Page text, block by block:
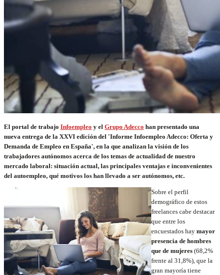
El portal de trabajo Infoempleo y el Grupo Adecco han presentado una
nueva entrega de la XXVI edición del 'Informe Infoempleo Adecco: Oferta y
Demanda de Empleo en España', en la que analizan la visión de los
trabajadores autónomos acerca de los temas de actualidad de nuestro
mercado laboral: situación actual, las principales ventajas e inconvenientes
del autoempleo, qué motivos los han llevado a ser autónomos, etc.
Sobre el perfil
demográfico de estos
freelances cabe destacar
que entre los
encuestados hay mayor
presencia de hombres
que de mujeres (68,2%
frente al 31,8%), que la
gran mayoría tiene